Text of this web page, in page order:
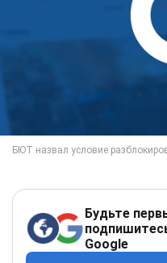
Будьте
Google